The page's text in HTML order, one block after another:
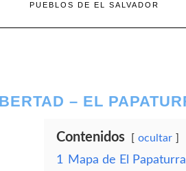
PUEBLOS DE EL SALVADOR
– EL
Contenidos ocultar
1
Mapa de El Papaturral